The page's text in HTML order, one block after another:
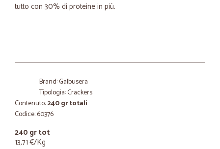
tutto con 30% di proteine in più.
Brand: Galbusera
Tipologia: Crackers
Contenuto:240 gr totali
Codice: 60376
240 gr tot
13,71 €/Kg